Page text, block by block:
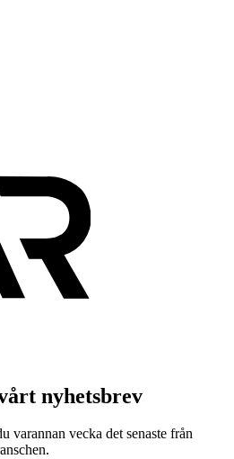
nyhetsbrev
varannan vecka det senaste från